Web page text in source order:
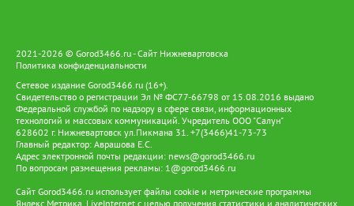
2021-2026 © Gorod3466.ru - Сайт Нижневартовска
Политика конфиденциальности
Сетевое издание Gorod3466.ru (16+).
Свидетельство о регистрации Эл № ФС77-66798 от 15.08.2016 выдано
Федеральной службой по надзору в сфере связи, информационных
технологий и массовых коммуникаций. Учредитель ООО "Салун"
628602 г. Нижневартовск ул.Пикмана 31. +7(3466)41-73-73
Главный редактор: Аврашова Е.С.
Адрес электронной почты редакции: news@gorod3466.ru
По вопросам размещения рекламы: 1@gorod3466.ru
Сайт Gorod3466.ru использует файлы cookie и метрические программы
Яндекс.Метрика, LiveInternet с целью получения статистики и аналитических